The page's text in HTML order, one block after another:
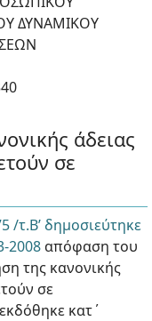
ΔΥΝΑΜΙΚΟΥ
άδειας
σε
/τ.Β’ δημοσιεύτηκε
2008απόφαση του
της κανονικής
σε
κατ΄